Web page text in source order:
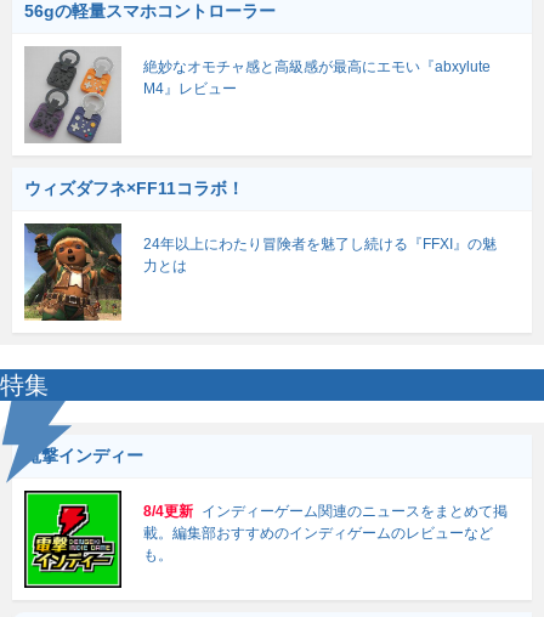
56gの軽量スマホコントローラー
絶妙なオモチャ感と高級感が最高にエモい『abxylute
M4』レビュー
ウィズダフネ×FF11コラボ！
24年以上にわたり冒険者を魅了し続ける『FFXI』の魅
力とは
特集
電撃インディー
8/4更新 インディーゲーム関連のニュースをまとめて掲
載。編集部おすすめのインディゲームのレビューなど
も。